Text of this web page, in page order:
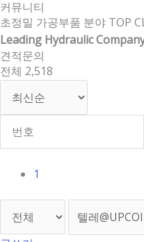
콘
텐
츠
로
건
뛰
커뮤니티
초정밀 가공부품 분야 TOP
Leading Hydraulic
견적문의
전체 2,518
번호
1